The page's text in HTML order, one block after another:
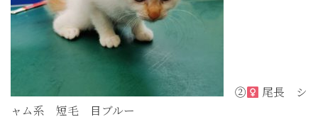
②
尾長 シ
ャム系 短毛 目ブルー